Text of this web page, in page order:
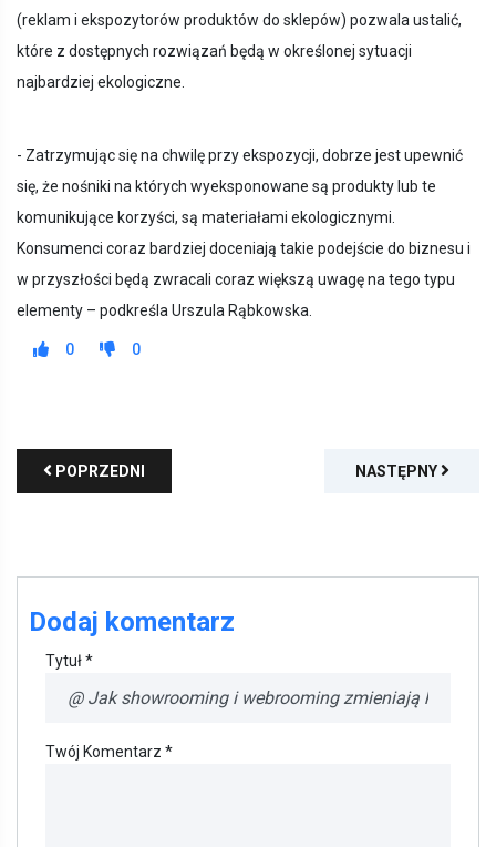
(reklam i ekspozytorów produktów do sklepów) pozwala ustalić,
które z dostępnych rozwiązań będą w określonej sytuacji
najbardziej ekologiczne.
- Zatrzymując się na chwilę przy ekspozycji, dobrze jest upewnić
się, że nośniki na których wyeksponowane są produkty lub te
komunikujące korzyści, są materiałami ekologicznymi.
Konsumenci coraz bardziej doceniają takie podejście do biznesu i
w przyszłości będą zwracali coraz większą uwagę na tego typu
elementy – podkreśla Urszula Rąbkowska.
0 0
POPRZEDNI NASTĘPNY
Dodaj komentarz
Tytuł *
Twój Komentarz *